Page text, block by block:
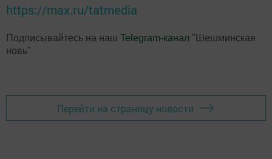
https://max.ru/tatmedia
Подписывайтесь на наш Telegram-канал "Шешминская
новь"
Перейти на страницу новости